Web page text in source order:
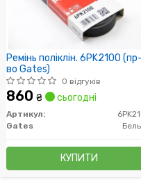
Ремінь поліклін. 6PK2100 (пр-
во Gates)
0 відгуків
860 ₴ сьогодні
Артикул:
Gates
КУПИТИ